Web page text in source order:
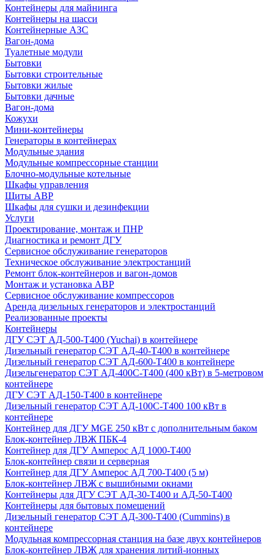
Контейнеры для майнинга
Контейнеры на шасси
Контейнерные АЗС
Вагон-дома
Туалетные модули
Бытовки
Бытовки строительные
Бытовки жилые
Бытовки дачные
Вагон-дома
Кожухи
Мини-контейнеры
Генераторы в контейнерах
Модульные здания
Модульные компрессорные станции
Блочно-модульные котельные
Шкафы управления
Щиты АВР
Шкафы для сушки и дезинфекции
Услуги
Проектирование, монтаж и ПНР
Диагностика и ремонт ДГУ
Сервисное обслуживание генераторов
Техническое обслуживание электростанций
Ремонт блок-контейнеров и вагон-домов
Монтаж и установка АВР
Сервисное обслуживание компрессоров
Аренда дизельных генераторов и электростанций
Реализованные проекты
Контейнеры
ДГУ СЭТ АД-500-Т400 (Yuchai) в контейнере
Дизельный генератор СЭТ АД-40-Т400 в контейнере
Дизельный генератор СЭТ АД-600-Т400 в контейнере
Дизельгенератор СЭТ АД-400С-Т400 (400 кВт) в 5-метровом
контейнере
ДГУ СЭТ АД-150-Т400 в контейнере
Дизельный генератор СЭТ АД-100С-Т400 100 кВт в
контейнере
Контейнер для ДГУ MGE 250 кВт с дополнительным баком
Блок-контейнер ЛВЖ ПБК-4
Контейнер для ДГУ Амперос АД 1000-Т400
Блок-контейнер связи и серверная
Контейнер для ДГУ Амперос АД 700-Т400 (5 м)
Блок-контейнер ЛВЖ с вышибными окнами
Контейнеры для ДГУ СЭТ АД-30-Т400 и АД-50-Т400
Контейнеры для бытовых помещений
Дизельный генератор СЭТ АД-300-Т400 (Cummins) в
контейнере
Модульная компрессорная станция на базе двух контейнеров
Блок-контейнер ЛВЖ для хранения литий-ионных